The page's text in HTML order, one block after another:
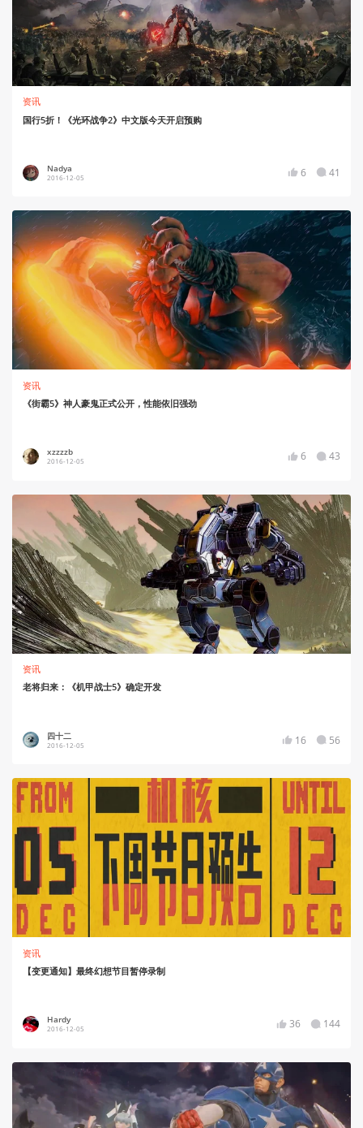
资讯
国行5折！《光环战争2》中文版今天开启预购
Nadya
2016-12-05 6 41
资讯
《街霸5》神人豪鬼正式公开，性能依旧强劲
xzzzzb
2016-12-05 6 43
资讯
老将归来：《机甲战士5》确定开发
四十二
2016-12-05 16 56
资讯
【变更通知】最终幻想节目暂停录制
Hardy
2016-12-05 36 144